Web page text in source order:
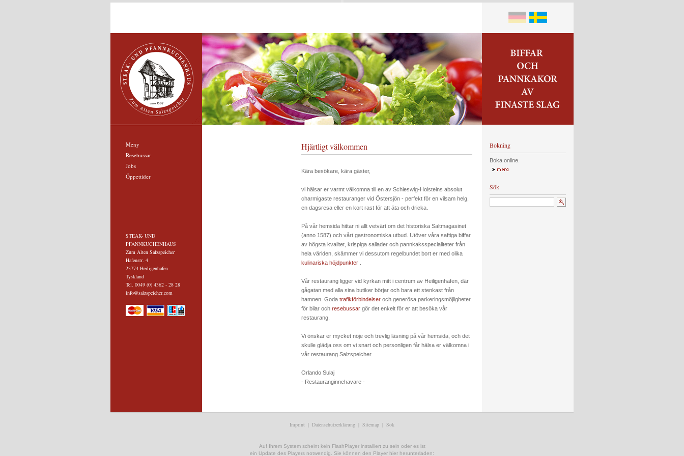
Meny
Resebussar
Jobs
Öppettider
STEAK- UND
PFANNKUCHENHAUS
Zum Alten Salzspeicher
Hafenstr. 4
23774 Heiligenhafen
Tyskland
Tel. 0049 (0) 4362 - 28 28
info@salzspeicher.com
Hjärtligt välkommen
Kära besökare, kära gäster,
vi hälsar er varmt välkomna till en av Schleswig-Holsteins absolut
charmigaste restauranger vid Östersjön - perfekt för en vilsam helg,
en dagsresa eller en kort rast för att äta och dricka.
På vår hemsida hittar ni allt vetvärt om det historiska Saltmagasinet
(anno 1587) och vårt gastronomiska utbud. Utöver våra saftiga biffar
av högsta kvalitet, krispiga sallader och pannkaksspecialiteter från
hela världen, skämmer vi dessutom regelbundet bort er med olika
kulinariska höjdpunkter
Vår restaurang ligger vid kyrkan mitt i centrum av Heiligenhafen, där
gågatan med alla sina butiker börjar och bara ett stenkast från
hamnen. Goda trafikförbindelser och generösa parkeringsmöjligheter
för bilar och resebussar gör det enkelt för er att besöka vår
restaurang.
Vi önskar er mycket nöje och trevlig läsning på vår hemsida, och det
skulle glädja oss om vi snart och personligen får hälsa er välkomna i
vår restaurang Salzspeicher.
Orlando Sulaj
- Restauranginnehavare -
Bokning
Boka online.
Sök
Imprint | Datenschutzerklärung | Sitemap | Sök
Auf Ihrem System scheint kein FlashPlayer installiert zu sein oder es ist
ein Update des Players notwendig. Sie können den Player hier herunterladen: